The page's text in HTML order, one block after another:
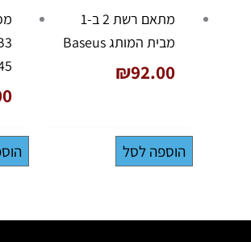
מתאם רשת 2 ב-1
מבית המותג Baseus
₪92.00
הוספה לסל